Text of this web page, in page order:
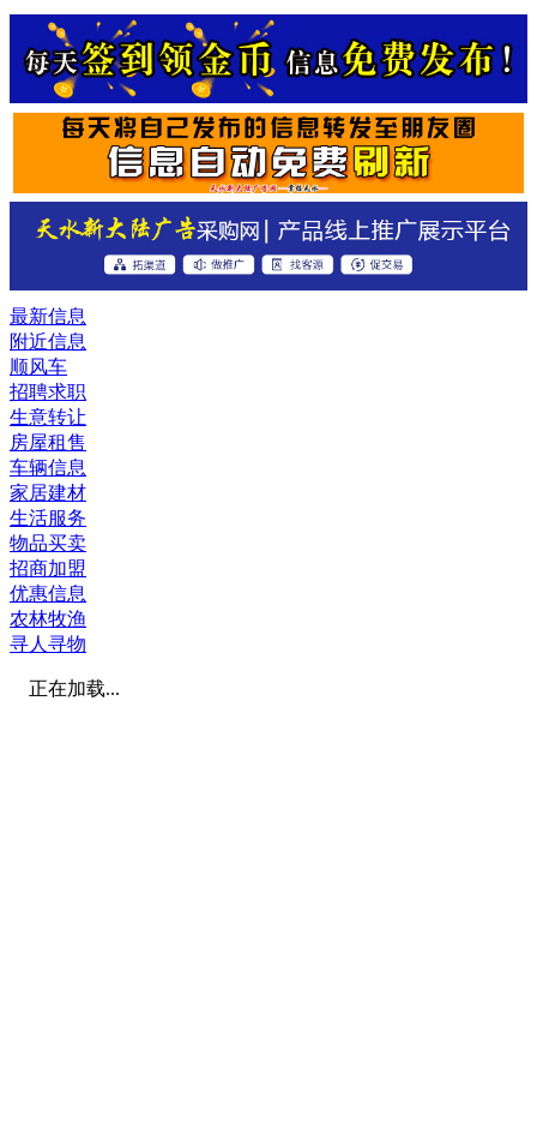
最新信息
附近信息
顺风车
招聘求职
生意转让
房屋租售
车辆信息
家居建材
生活服务
物品买卖
招商加盟
优惠信息
农林牧渔
寻人寻物
正在加载...